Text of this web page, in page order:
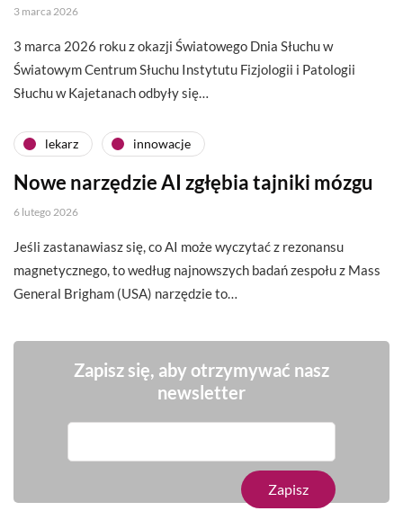
3 marca 2026
3 marca 2026 roku z okazji Światowego Dnia Słuchu w
Światowym Centrum Słuchu Instytutu Fizjologii i Patologii
Słuchu w Kajetanach odbyły się…
lekarz innowacje
Nowe narzędzie AI zgłębia tajniki mózgu
6 lutego 2026
Jeśli zastanawiasz się, co AI może wyczytać z rezonansu
magnetycznego, to według najnowszych badań zespołu z Mass
General Brigham (USA) narzędzie to…
Zapisz się, aby otrzymywać nasz
newsletter